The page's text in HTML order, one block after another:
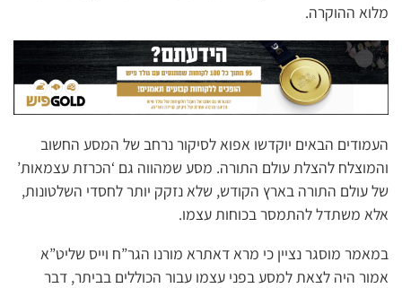
מלוא ההוקרה.
העמודים הבאים יוקדשו אפוא לסיקור נרחב של המסע החשוב
והמוצלח להצלת עולם התורה. מסע שמהווה גם ‘הכרזת עצמאות’
של עולם התורה בארץ הקודש, שלא נזקק יותר לחסדי השלטונות,
אלא משתדל להתמסר בכוחות עצמו.
במאמר מוסגר נציין כי מרא דאתרא מורנו הגר”ח וייס שליט”א
אמור היה לצאת למסע בפני עצמו עבור הכוללים בביתר, דבר